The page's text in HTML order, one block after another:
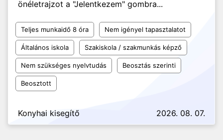
önéletrajzot a "Jelentkezem" gombra...
Teljes munkaidő 8 óra Nem igényel tapasztalatot
Általános iskola Szakiskola / szakmunkás képző
Nem szükséges nyelvtudás Beosztás szerinti
Beosztott
Konyhai kisegítő 2026. 08. 07.